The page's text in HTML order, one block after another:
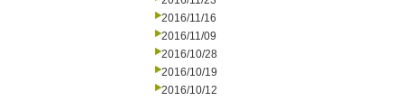
2016/11/16
2016/11/09
2016/10/28
2016/10/19
2016/10/12